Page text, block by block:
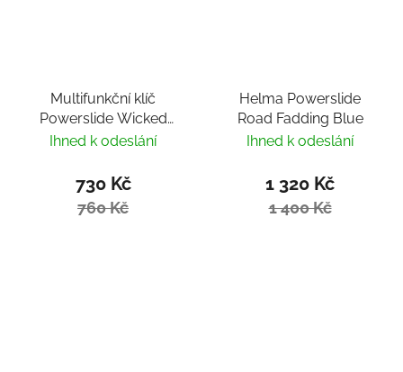
Multifunkční klíč
Powerslide Wicked
Hardcore Tool
Ihned k odeslání
730 Kč
760 Kč
Helma Powerslide
Road Fadding Blue
Ihned k odeslání
1 320 Kč
1 400 Kč